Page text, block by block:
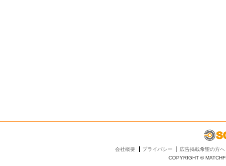
会社概要 プライバシー
広告掲載希望の方へ
COPYRIGHT ©